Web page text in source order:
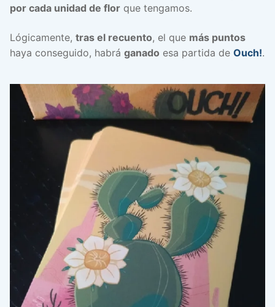
por cada unidad de flor que tengamos.
Lógicamente, tras el recuento, el que más puntos
haya conseguido, habrá ganado esa partida de Ouch!.